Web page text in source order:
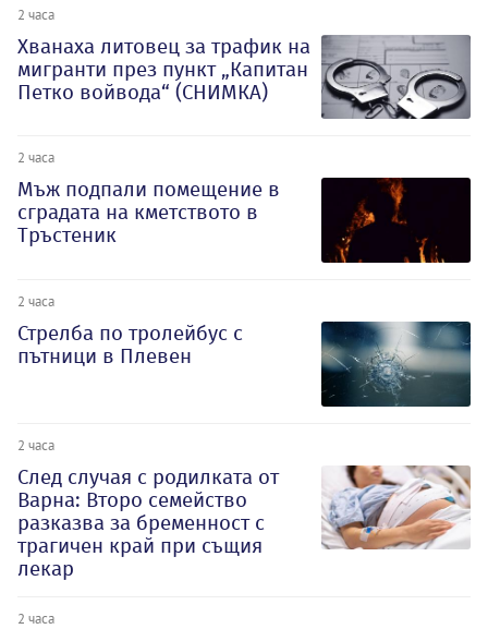
2 часа
Хванаха литовец за трафик на
мигранти през пункт „Капитан
Петко войвода“ (СНИМКА)
2 часа
Мъж подпали помещение в
сградата на кметството в
Тръстеник
2 часа
Стрелба по тролейбус с
пътници в Плевен
2 часа
След случая с родилката от
Варна: Второ семейство
разказва за бременност с
трагичен край при същия
лекар
2 часа